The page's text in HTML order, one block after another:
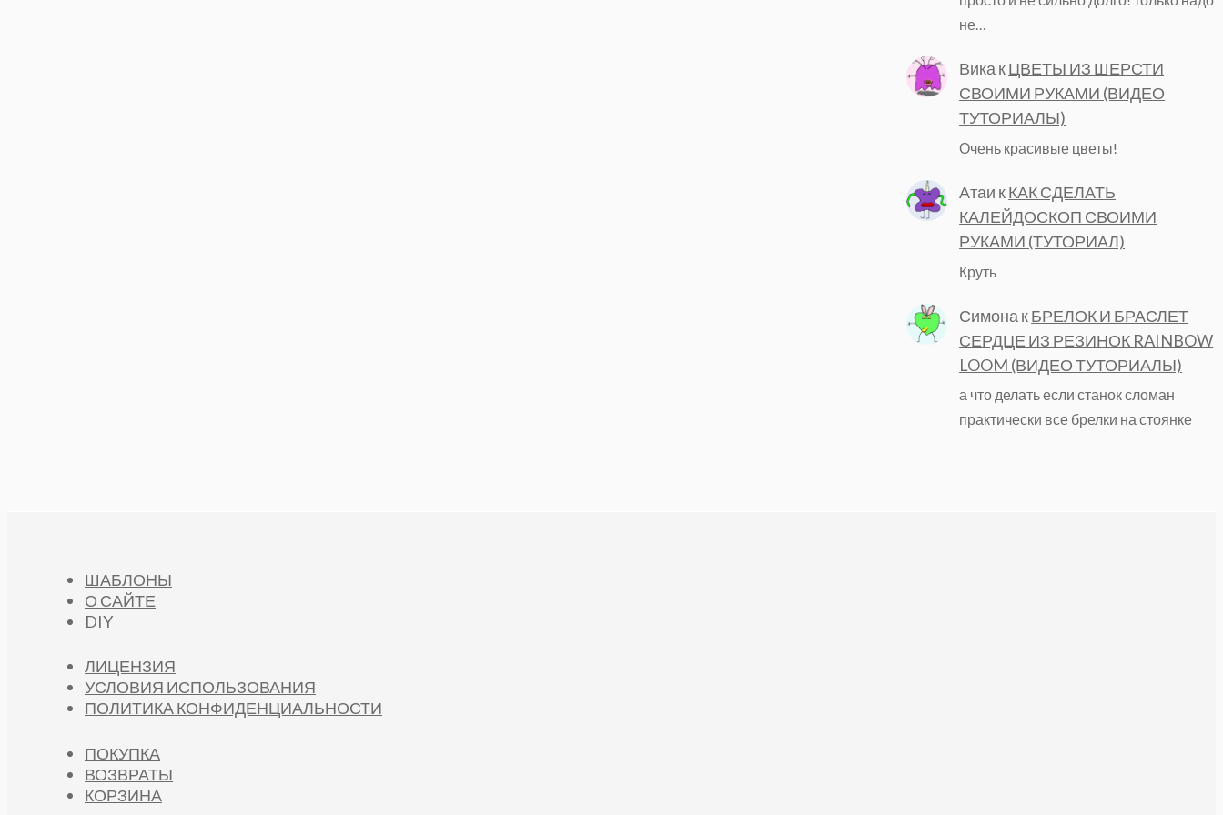
не…
ВикакЦВЕТЫ ИЗ ШЕРСТИ
СВОИМИ РУКАМИ (ВИДЕО
ТУТОРИАЛЫ)
Очень красивые цветы!
Атаи кКАК СДЕЛАТЬ
КАЛЕЙДОСКОП СВОИМИ
РУКАМИ (ТУТОРИАЛ)
Круть
Симона кБРЕЛОК И БРАСЛЕТ
СЕРДЦЕ ИЗ РЕЗИНОК RAINBOW
LOOM (ВИДЕО ТУТОРИАЛЫ)
а что делать если станок сломан
практически все брелки на стоянке
ШАБЛОНЫ
О САЙТЕ
DIY
ЛИЦЕНЗИЯ
УСЛОВИЯ ИСПОЛЬЗОВАНИЯ
ПОЛИТИКА КОНФИДЕНЦИАЛЬНОСТИ
ПОКУПКА
ВОЗВРАТЫ
КОРЗИНА